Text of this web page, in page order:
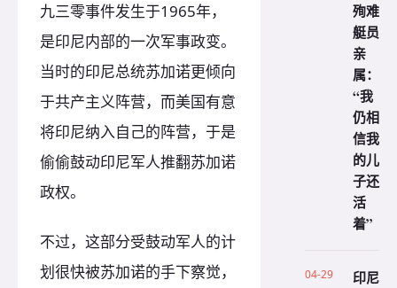
九三零事件发生于1965年，
是印尼内部的一次军事政变。
当时的印尼总统苏加诺更倾向
于共产主义阵营，而美国有意
将印尼纳入自己的阵营，于是
偷偷鼓动印尼军人推翻苏加诺
政权。
不过，这部分受鼓动军人的计
划很快被苏加诺的手下察觉，
殉难
艇员
亲
属：
“我
仍相
信我
的儿
子还
活
着”
04-29
印尼